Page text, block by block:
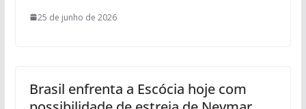
25 de junho de 2026
Brasil enfrenta a Escócia hoje com